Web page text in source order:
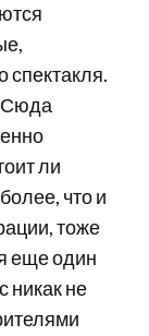
спектакля.
Сюда
ли
что и
тоже
еще один
никак не